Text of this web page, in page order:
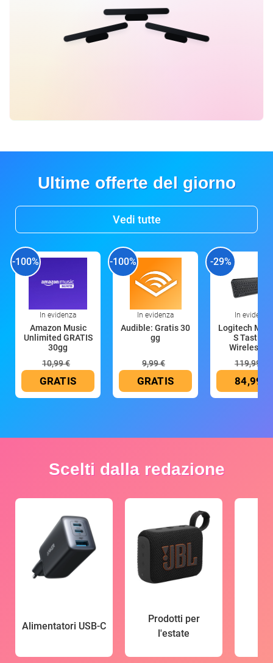
Ultime offerte del giorno
Vedi tutte
-100%
In evidenza
Amazon Music
Unlimited GRATIS
30gg
10,99 €
GRATIS
-100%
In evidenza
Audible: Gratis 30
gg
9,99 €
GRATIS
-29%
In evidenza
Logitech MX
S Tastiera
Wireless
119,99 €
84,99 €
Scelti dalla redazione
Alimentatori USB-C
Prodotti per
l'estate